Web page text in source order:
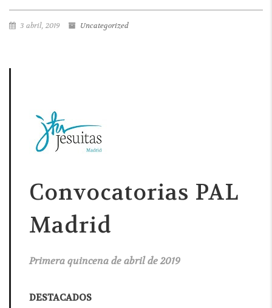
3 abril, 2019 Uncategorized
Convocatorias PAL
Madrid
Primera quincena de abril de 2019
DESTACADOS